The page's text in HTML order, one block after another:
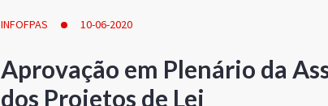
INFOFPAS 10-06-2020
Aprovação em Plenário da
dos Projetos de Lei